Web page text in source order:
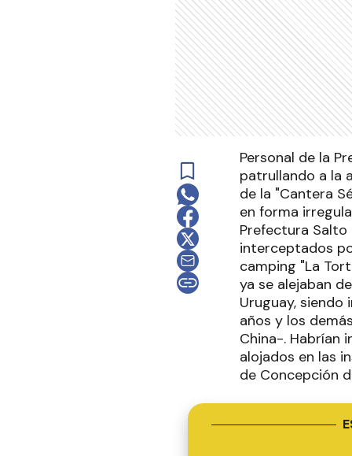
Personal de la
patrullando a la
de la "Cantera
en forma
Prefectura Salto
interceptados
camping "La
ya se alejaban
Uruguay,
años y los
China-. Habrían
alojados en las
de Concepción